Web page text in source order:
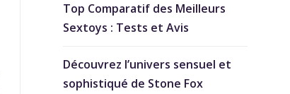
Top Comparatif des Meilleurs
Sextoys : Tests et Avis
Découvrez l’univers sensuel et
sophistiqué de Stone Fox